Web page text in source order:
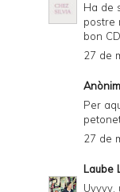
Ha de
postre
bon
27 de
Per
27 de
Laube
Uyyyy,